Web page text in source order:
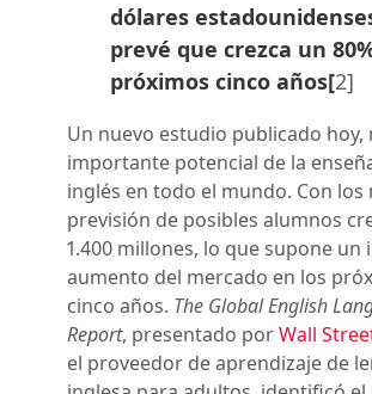
dólares
prevé que crezca un
próximos cinco años[2]
Un nuevo estudio publicado hoy,
importante potencial de la
inglés en todo el mundo. Con los
previsión de posibles alumnos
1.400 millones, lo que supone
aumento del mercado en los
cinco años. The Global English
Report, presentado porWall
el proveedor de aprendizaje de